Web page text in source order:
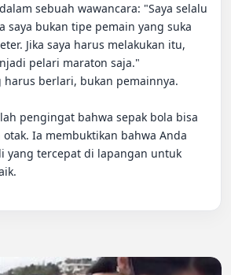
sebuah wawancara: "Saya selalu
saya bukan tipe pemain yang suka
Jika saya harus melakukan itu,
pelari maraton saja."
harus berlari, bukan pemainnya.
pengingat bahwa sepak bola bisa
Ia membuktikan bahwa Anda
yang tercepat di lapangan untuk